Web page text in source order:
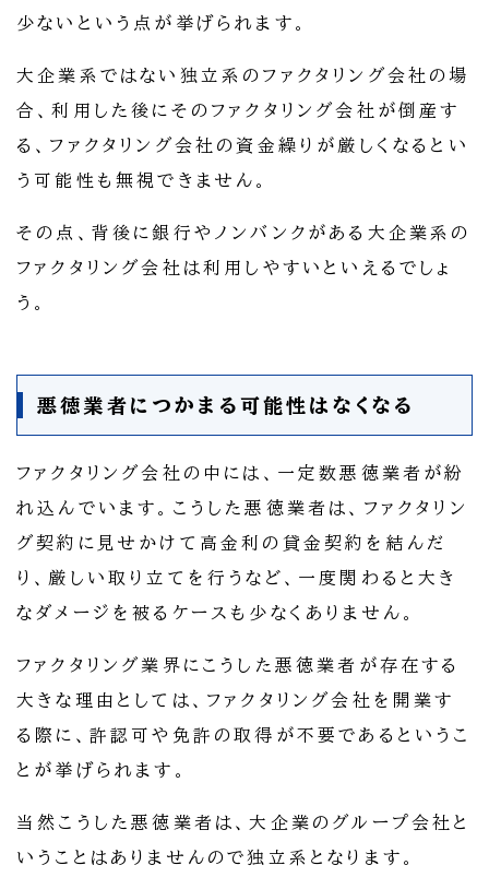
少ないという点が挙げられます。
大企業系ではない独立系のファクタリング会社の場
合、利用した後にそのファクタリング会社が倒産す
る、ファクタリング会社の資金繰りが厳しくなるとい
う可能性も無視できません。
その点、背後に銀行やノンバンクがある大企業系の
ファクタリング会社は利用しやすいといえるでしょ
う。
悪徳業者につかまる可能性はなくなる
ファクタリング会社の中には、一定数悪徳業者が紛
れ込んでいます。こうした悪徳業者は、ファクタリン
グ契約に見せかけて高金利の貸金契約を結んだ
り、厳しい取り立てを行うなど、一度関わると大き
なダメージを被るケースも少なくありません。
ファクタリング業界にこうした悪徳業者が存在する
大きな理由としては、ファクタリング会社を開業す
る際に、許認可や免許の取得が不要であるというこ
とが挙げられます。
当然こうした悪徳業者は、大企業のグループ会社と
いうことはありませんので独立系となります。